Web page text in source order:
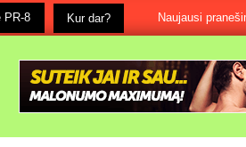
į mus, net jei tai būtu ir labai maža
PR-8 Kur dar? Naujausi